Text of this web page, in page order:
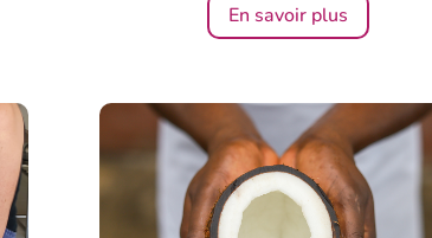
En savoir plus